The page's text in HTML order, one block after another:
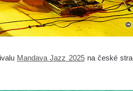
Mandava Jazz 2025na české